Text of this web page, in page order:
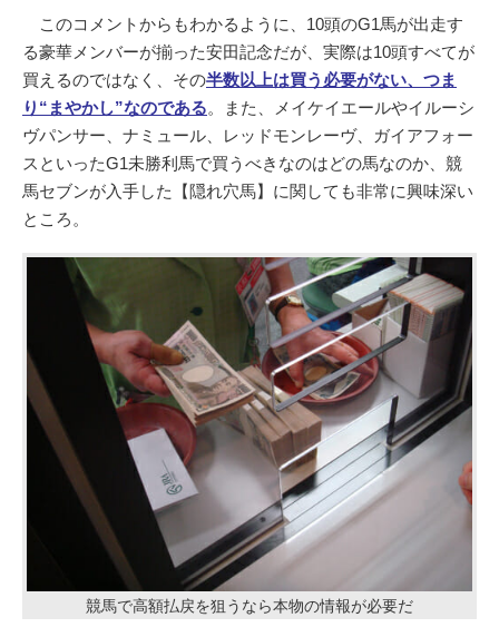
このコメントからもわかるように、10頭のG1馬が出走す
る豪華メンバーが揃った安田記念だが、実際は10頭すべてが
買えるのではなく、その半数以上は買う必要がない、つま
り“まやかし”なのである。また、メイケイエールやイルーシ
ヴパンサー、ナミュール、レッドモンレーヴ、ガイアフォー
スといったG1未勝利馬で買うべきなのはどの馬なのか、競
馬セブンが入手した【隠れ穴馬】に関しても非常に興味深い
ところ。
競馬で高額払戻を狙うなら本物の情報が必要だ